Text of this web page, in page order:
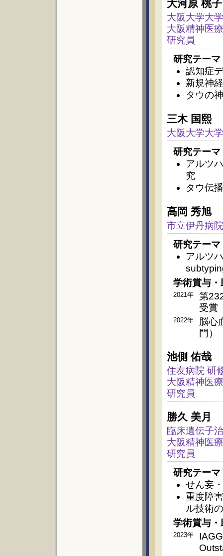
大河原 桃子
大阪大学大
大阪精神医
研究員
研究テーマ
認知症
新規神
タウの
三木 国熙
大阪大学大
研究テーマ
アルツ
究
タウ伝
高岡 秀旭
市立伊丹病
研究テーマ
アルツ
学術賞与・
2021年
第
受賞
2022年
脳心
門）
池側 佑哉
住友病院 研
大阪精神医
研究員
勝久 美月
臨床遺伝子
大阪精神医
研究員
研究テーマ
せん妄
重度障
ル技術
学術賞与・
2023年